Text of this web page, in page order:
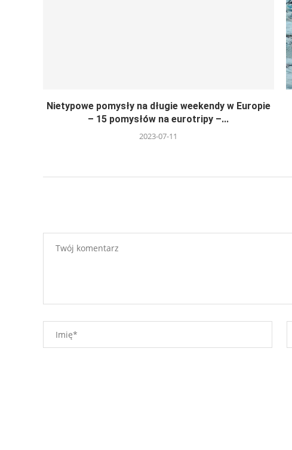
Nietypowe pomysły na długie weekendy w Europie
– 15 pomysłów na eurotripy –...
2023-07-11